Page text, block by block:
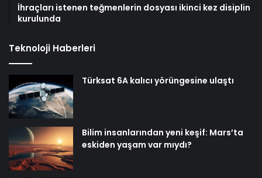
İhraçları istenen teğmenlerin dosyası ikinci kez disiplin
kurulunda
Teknoloji Haberleri
Türksat 6A kalıcı yörüngesine ulaştı
Bilim insanlarından yeni keşif: Mars’ta
eskiden yaşam var mıydı?